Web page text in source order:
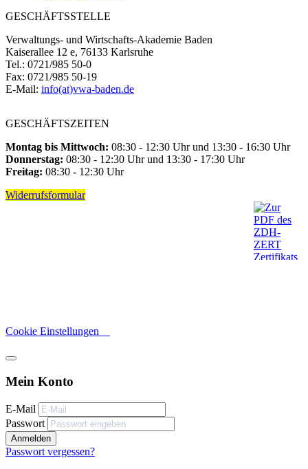
GESCHÄFTSSTELLE
Verwaltungs- und Wirtschafts-Akademie Baden
Kaiserallee 12 e, 76133 Karlsruhe
Tel.: 0721/985 50-0
Fax: 0721/985 50-19
E-Mail: info(at)vwa-baden.de
GESCHÄFTSZEITEN
Montag bis Mittwoch: 08:30 - 12:30 Uhr und 13:30 - 16:30 Uhr
Donnerstag: 08:30 - 12:30 Uhr und 13:30 - 17:30 Uhr
Freitag: 08:30 - 12:30 Uhr
Widerrufsformular
Cookie Einstellungen
Mein Konto
E-Mail
Passwort
Anmelden
Passwort vergessen?